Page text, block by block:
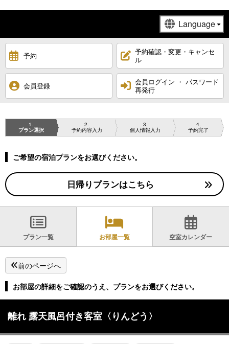
予約
予約確認・変更・キャンセ
ル
会員登録
会員ログイン ・ パスワード
再発行
1
プラン選択
2
予約内容入力
3
個人情報入力
4
予約完了
ご希望の宿泊プランをお選びください。
日帰りプランはこちら
プラン一覧 お部屋一覧 空室カレンダー
前のページへ
お部屋の詳細をご確認のうえ、プランをお選びください。
離れ 露天風呂付き客室〈りんどう〉